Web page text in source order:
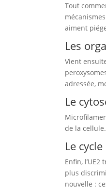
Tout
aiment
Les
Vient
adressée,
Le
de la
Le
Enfin,
plus
nouvelle :